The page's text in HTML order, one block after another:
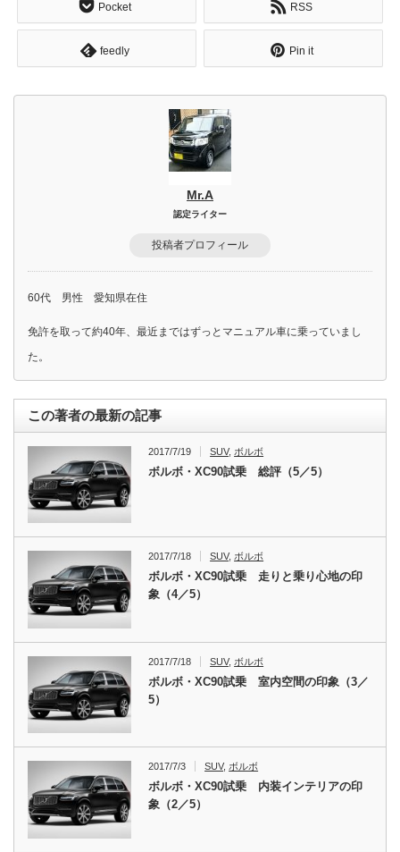
Pocket RSS
feedly Pin it
Mr.A
認定ライター
投稿者プロフィール
60代 男性 愛知県在住
免許を取って約40年、最近まではずっとマニュアル車に乗っていまし
た。
この著者の最新の記事
2017/7/19 SUV, ボルボ
ボルボ・XC90試乗 総評（5／5）
2017/7/18 SUV, ボルボ
ボルボ・XC90試乗 走りと乗り心地の印
象（4／5）
2017/7/18 SUV, ボルボ
ボルボ・XC90試乗 室内空間の印象（3／
5）
2017/7/3 SUV, ボルボ
ボルボ・XC90試乗 内装インテリアの印
象（2／5）